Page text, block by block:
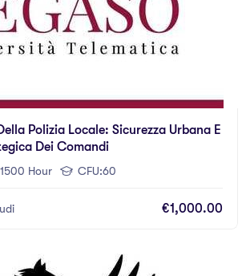
Polizia Locale: Sicurezza Urbana E
Dei Comandi
1500 Hour CFU:60
€1,000.00